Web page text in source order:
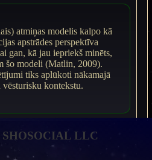
atmiņas modelis kalpo kā
apstrādes perspektīva
gan, kā jau iepriekš minēts,
šo modeli (Matlin, 2009).
tiks aplūkoti nākamajā
kontekstu.
SHOSOCIAL LLC